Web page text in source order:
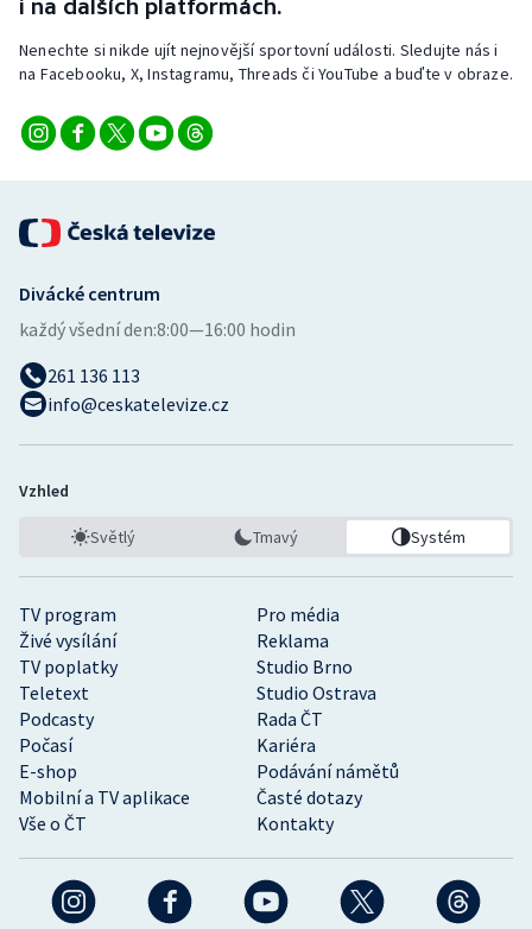
i na dalších platformách.
Nenechte si nikde ujít nejnovější sportovní události. Sledujte nás i
na Facebooku, X, Instagramu, Threads či YouTube a buďte v obraze.
TV program
Pro média
Živé vysílání
Reklama
TV poplatky
Studio Brno
Teletext
Studio Ostrava
Podcasty
Rada ČT
Počasí
Kariéra
E-shop
Podávání námětů
Mobilní a TV aplikace
Časté dotazy
Vše o ČT
Kontakty
Divácké centrum
každý všední den:8:00—16:00 hodin
261 136 113
info@ceskatelevize.cz
Vzhled
Světlý Tmavý Systém